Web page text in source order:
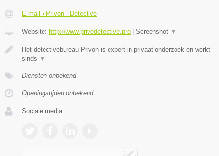
E-mail › Privon - Detective
Website: http://www.privedetective.pro Screenshot ▼
Het detectivebureau Privon is expert in privaat onderzoek en werkt
sinds ▼
Diensten onbekend
Openingstijden onbekend
Sociale media: